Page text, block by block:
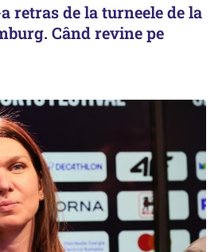
retras de la turneele de la
Când revine pe